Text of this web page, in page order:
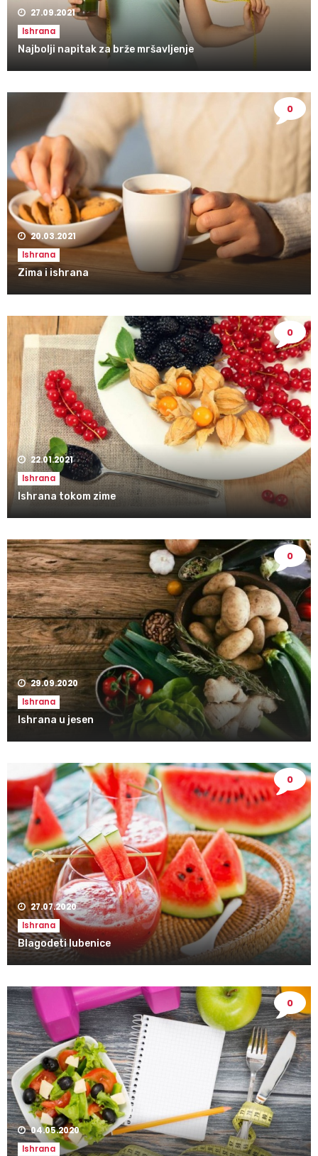
27.09.2021
Ishrana
Najbolji napitak za brže mršavljenje
0
20.03.2021
Ishrana
Zima i ishrana
0
22.01.2021
Ishrana
Ishrana tokom zime
0
29.09.2020
Ishrana
Ishrana u jesen
0
27.07.2020
Ishrana
Blagodeti lubenice
0
04.05.2020
Ishrana